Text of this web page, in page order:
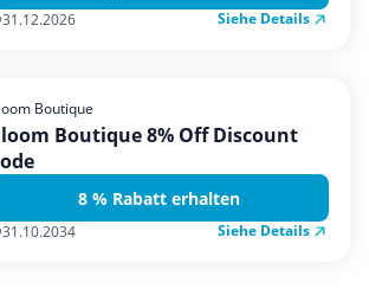
31.12.2026 Siehe Details
Boutique
Boutique 8% Off Discount
8 % Rabatt erhalten
31.10.2034 Siehe Details